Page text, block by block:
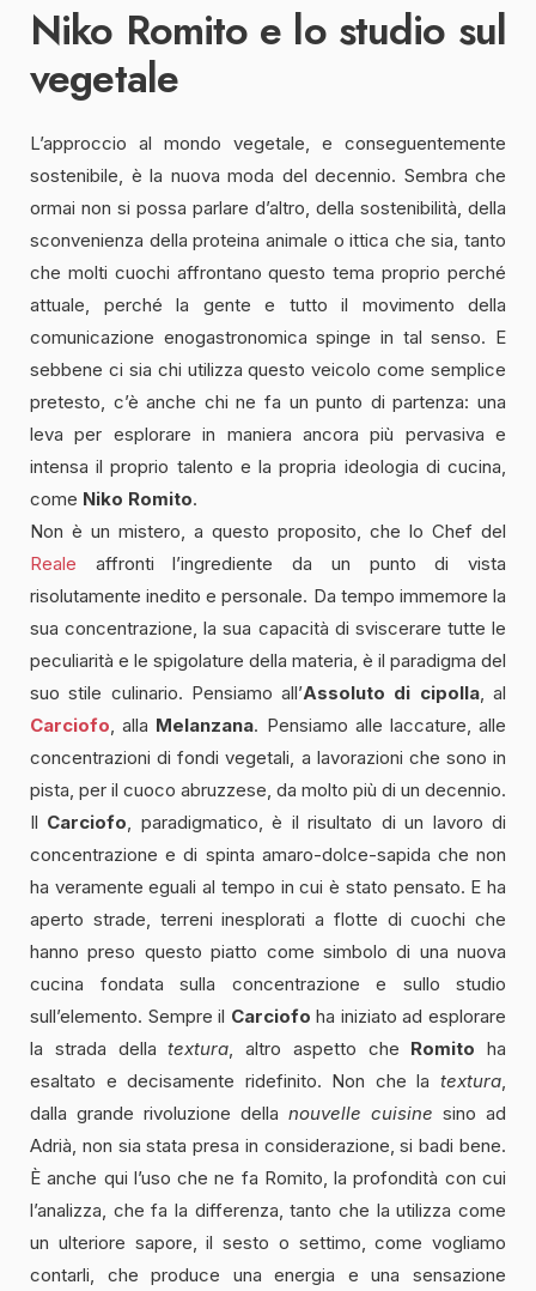
Niko Romito e lo studio sul
vegetale
L’approccio al mondo vegetale, e conseguentemente
sostenibile, è la nuova moda del decennio. Sembra che
ormai non si possa parlare d’altro, della sostenibilità, della
sconvenienza della proteina animale o ittica che sia, tanto
che molti cuochi affrontano questo tema proprio perché
attuale, perché la gente e tutto il movimento della
comunicazione enogastronomica spinge in tal senso. E
sebbene ci sia chi utilizza questo veicolo come semplice
pretesto, c’è anche chi ne fa un punto di partenza: una
leva per esplorare in maniera ancora più pervasiva e
intensa il proprio talento e la propria ideologia di cucina,
come Niko Romito.
Non è un mistero, a questo proposito, che lo Chef del
Reale affronti l’ingrediente da un punto di vista
risolutamente inedito e personale. Da tempo immemore la
sua concentrazione, la sua capacità di sviscerare tutte le
peculiarità e le spigolature della materia, è il paradigma del
suo stile culinario. Pensiamo all’Assoluto di cipolla, al
Carciofo, alla Melanzana. Pensiamo alle laccature, alle
concentrazioni di fondi vegetali, a lavorazioni che sono in
pista, per il cuoco abruzzese, da molto più di un decennio.
Il Carciofo, paradigmatico, è il risultato di un lavoro di
concentrazione e di spinta amaro-dolce-sapida che non
ha veramente eguali al tempo in cui è stato pensato. E ha
aperto strade, terreni inesplorati a flotte di cuochi che
hanno preso questo piatto come simbolo di una nuova
cucina fondata sulla concentrazione e sullo studio
sull’elemento. Sempre il Carciofo ha iniziato ad esplorare
la strada dellatextura, altro aspetto che Romito ha
esaltato e decisamente ridefinito. Non che la textura,
dalla grande rivoluzione della nouvelle cuisine sino ad
Adrià, non sia stata presa in considerazione, si badi bene.
È anche qui l’uso che ne fa Romito, la profondità con cui
l’analizza, che fa la differenza, tanto che la utilizza come
un ulteriore sapore, il sesto o settimo, come vogliamo
contarli, che produce una energia e una sensazione